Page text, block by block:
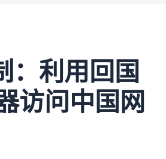
：利用回国
访问中国网